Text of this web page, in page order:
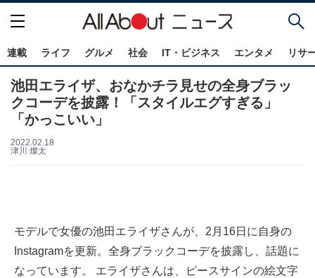
連載 ライフ グルメ 社会 IT・ビジネス エンタメ リサ
池田エライザ、おなかチラ見せの全身ブラッ
クコーデを披露！「スタイルエグすぎる」
「かっこいい」
2022.02.18
津川 燦太
モデルで女優の池田エライザさんが、2月16日に自身の
Instagramを更新。全身ブラックコーデを披露し、話題に
なっています。 エライザさんは、ピースサインの絵文字